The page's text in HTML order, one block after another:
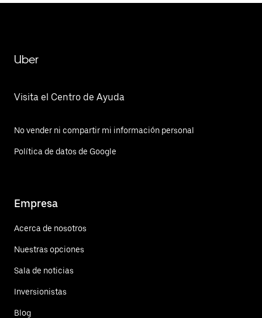
Uber
Visita el Centro de Ayuda
No vender ni compartir mi información personal
Política de datos de Google
Empresa
Acerca de nosotros
Nuestras opciones
Sala de noticias
Inversionistas
Blog